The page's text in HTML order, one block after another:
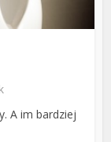
A im bardziej